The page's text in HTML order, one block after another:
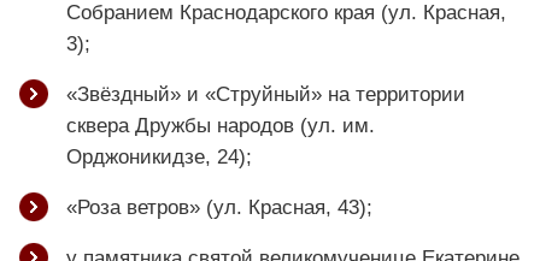
Собранием Краснодарского края (ул. Красная,
3);
«Звёздный» и «Струйный» на территории
сквера Дружбы народов (ул. им.
Орджоникидзе, 24);
«Роза ветров» (ул. Красная, 43);